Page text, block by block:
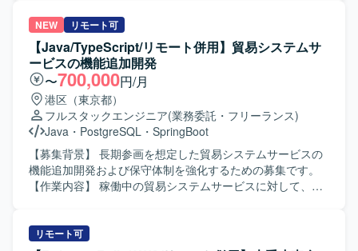
解を深めながらスキルアップできるポジションです。AWS
やコンテナ環境などのクラウドインフラ技術にも触れなが
ら、保守・エンハンス開発の経験を積んでいただけます。
【開発環境】 PostgreSQLなどのRDBMSを利用したシステ
ムに携わっていただきます。AWSやコンテナ環境
（Docker/ECS等）、Reactを含むフロントエンド、REST
APIやNode.jsまたはKotlinによるバックエンド開発などの技
術要素に触れていただく機会があります。
術面から支援し、設計、技術判断、関係者調整、実装を横
断して担えるミドル〜シニアクラスのバックエンドエンジ
ニアを求めております。 【作業内容】 大手暗号資産取引所
における金融関連システムのバックエンド設計・開発を行
っていただきます。クライアントや関係部署と連携した要
件整理、要件定義を行い、ビジネス要件や金融要件から技
術要件への落とし込みを担っていただきます。既存システ
ムを踏まえたアーキテクチャや技術方針の検討、各種サー
ビスや外部システムとのAPI連携、システムの品質、性能、
可用性、信頼性の向上に取り組んでいただきます。技術課
題の発見・整理・解決、チームメンバーへの技術支援、設
ルギー量が高く前のめりで取り組める方を求めておりま
NEW リモート可
【Java/TypeScript/リモート併用】貿易システムサ
ービスの機能追加開発
〜700,000円/月
港区（東京都）
フルスタックエンジニア(業務委託・フリーランス)
Java ・ PostgreSQL ・ SpringBoot
【募集背景】 長期参画を想定した貿易システムサービスの
機能追加開発および保守体制を強化するための募集です。
【作業内容】 稼働中の貿易システムサービスに対して、機
発、PostgreSQLとjOOQを利用した実装を行います。フロ
リモート可